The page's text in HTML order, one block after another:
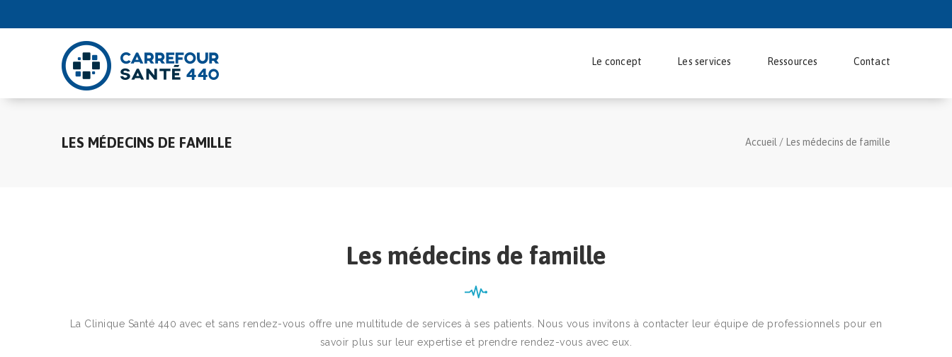
Le concept Les services Ressources Contact
LES MÉDECINS DE FAMILLE Accueil / Les médecins de famille
Les médecins de famille
La Clinique Santé 440 avec et sans rendez-vous offre une multitude de services à ses patients. Nous vous invitons à contacter leur équipe de professionnels pour en
savoir plus sur leur expertise et prendre rendez-vous avec eux.